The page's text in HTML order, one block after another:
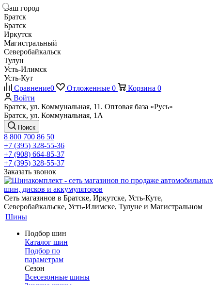
Ваш город
Братск
Братск
Иркутск
Магистральный
Северобайкальск
Тулун
Усть-Илимск
Усть-Кут
Сравнение0 Отложенные 0 Корзина 0
Войти
Братск, ул. Коммунальная, 11. Оптовая база «Русь»
Братск, ул. Коммунальная, 1А
Поиск
8 800 700 86 50
+7 (395) 328-55-36
+7 (908) 664-85-37
+7 (395) 328-55-37
Заказать звонок
Сеть магазинов в Братске, Иркутске, Усть-Куте,
Северобайкальске, Усть-Илимске, Тулуне и Магистральном
Шины
Подбор шин
Каталог шин
Подбор по
параметрам
Сезон
Всесезонные шины